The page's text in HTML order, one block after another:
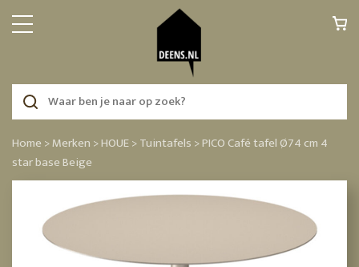
Home >Merken >HOUE >Tuintafels >PICO Café tafel Ø74 cm 4
star base Beige